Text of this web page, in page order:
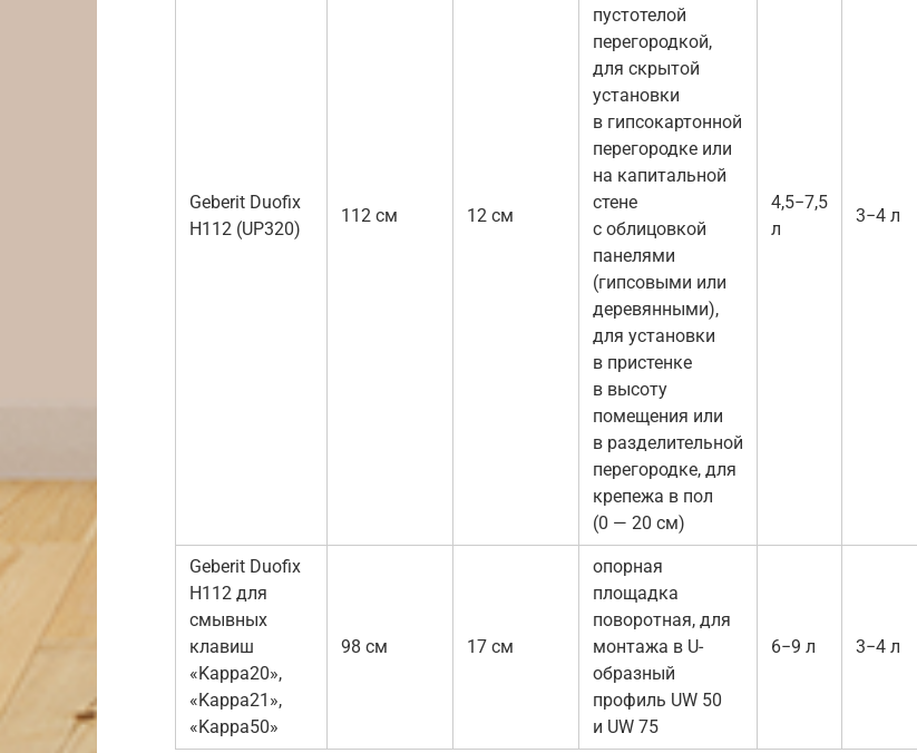
Geberit Duofix
H112 (UP320)
112 см 12 см
пустотелой
перегородкой,
для скрытой
установки
в гипсокартонной
перегородке или
на капитальной
стене
с облицовкой
панелями
(гипсовыми или
деревянными),
для установки
в пристенке
в высоту
помещения или
в разделительной
перегородке, для
крепежа в пол
(0 — 20 см)
4,5−7,5
л
3−4 л
Geberit Duofix
H112 для
смывных
клавиш
«Kappa20»,
«Kappa21»,
«Kappa50»
98 см 17 см
опорная
площадка
поворотная, для
монтажа в U-
образный
профиль UW 50
и UW 75
6−9 л 3−4 л